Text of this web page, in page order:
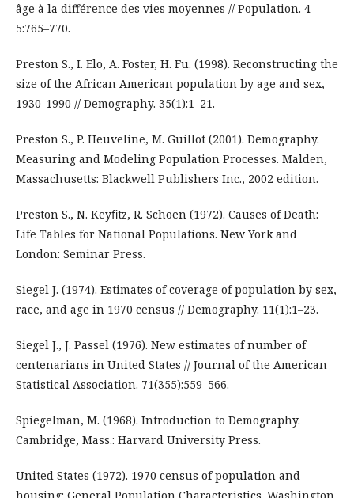
âge à la différence des vies moyennes // Population. 4-
5:765–770.
Preston S., I. Elo, A. Foster, H. Fu. (1998). Reconstructing the
size of the African American population by age and sex,
1930-1990 // Demography. 35(1):1–21.
Preston S., P. Heuveline, M. Guillot (2001). Demography.
Measuring and Modeling Population Processes. Malden,
Massachusetts: Blackwell Publishers Inc., 2002 edition.
Preston S., N. Keyﬁtz, R. Schoen (1972). Causes of Death:
Life Tables for National Populations. New York and
London: Seminar Press.
Siegel J. (1974). Estimates of coverage of population by sex,
race, and age in 1970 census // Demography. 11(1):1–23.
Siegel J., J. Passel (1976). New estimates of number of
centenarians in United States // Journal of the American
Statistical Association. 71(355):559–566.
Spiegelman, M. (1968). Introduction to Demography.
Cambridge, Mass.: Harvard University Press.
United States (1972). 1970 census of population and